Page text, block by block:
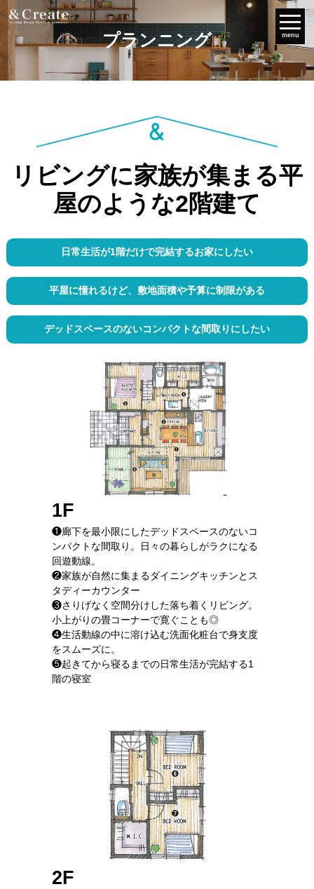
menu
プランニング
リビングに家族が集まる平
屋のような2階建て
日常生活が1階だけで完結するお家にしたい
平屋に憧れるけど、敷地面積や予算に制限がある
デッドスペースのないコンパクトな間取りにしたい
1F
❶廊下を最小限にしたデッドスペースのないコ
ンパクトな間取り。日々の暮らしがラクになる
回遊動線。
❷家族が自然に集まるダイニングキッチンとス
タディーカウンター
❸さりげなく空間分けした落ち着くリビング。
小上がりの畳コーナーで寛ぐことも◎
❹生活動線の中に溶け込む洗面化粧台で身支度
をスムーズに。
❺起きてから寝るまでの日常生活が完結する1
階の寝室
2F